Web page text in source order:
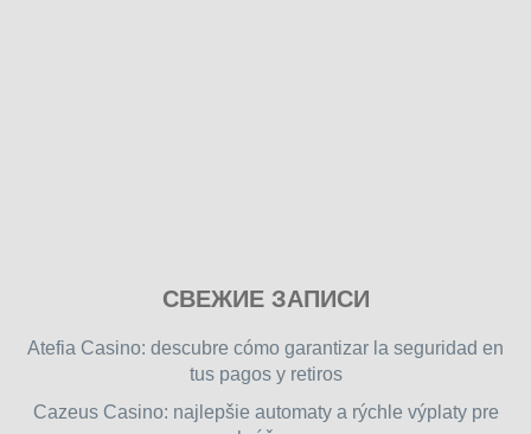
free
games
СВЕЖИЕ ЗАПИСИ
Atefia Casino: descubre cómo garantizar la seguridad en
tus pagos y retiros
Cazeus Casino: najlepšie automaty a rýchle výplaty pre